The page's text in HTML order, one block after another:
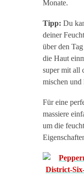
Monate.
Tipp: Du
deiner
über den
die Haut
super mit all
mischen
Für eine
massiere
um die